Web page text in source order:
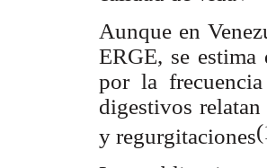
Aunque en
ERGE, se
por la
digestivos
y regurgitaciones